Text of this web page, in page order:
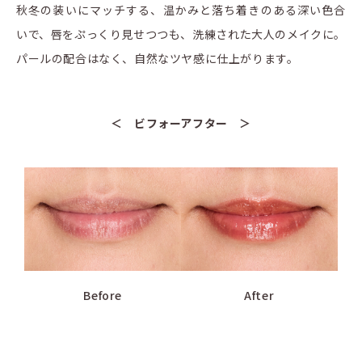
秋冬の装いにマッチする、温かみと落ち着きのある深い色合
いで、唇をぷっくり見せつつも、洗練された大人のメイクに。
パールの配合はなく、自然なツヤ感に仕上がります。
＜ ビフォーアフター ＞
Before After